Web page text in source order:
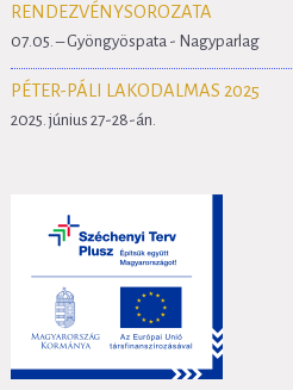
RENDEZVÉNYSOROZATA
07.05. – Gyöngyöspata - Nagyparlag
PÉTER-PÁLI LAKODALMAS 2025
2025. június 27-28-án.